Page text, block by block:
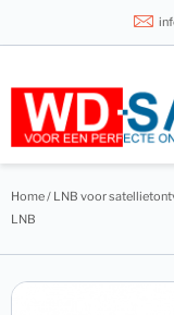
Home/ LNB voor
LNB